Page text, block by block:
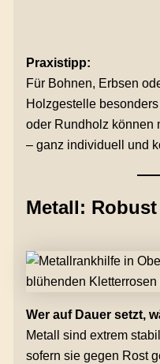
Praxistipp:
Für Bohnen, Erbsen
Holzgestelle
oder Rundholz können
– ganz individuell und
Metall:
Wer auf Dauer setzt,
Metall sind extrem
sofern sie gegen Rost